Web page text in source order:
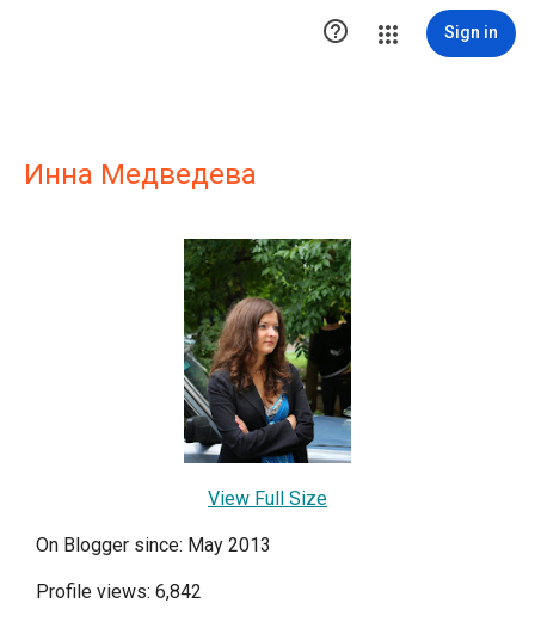
 Sign in
Инна Медведева
View Full Size
On Blogger since: May 2013
Profile views: 6,842